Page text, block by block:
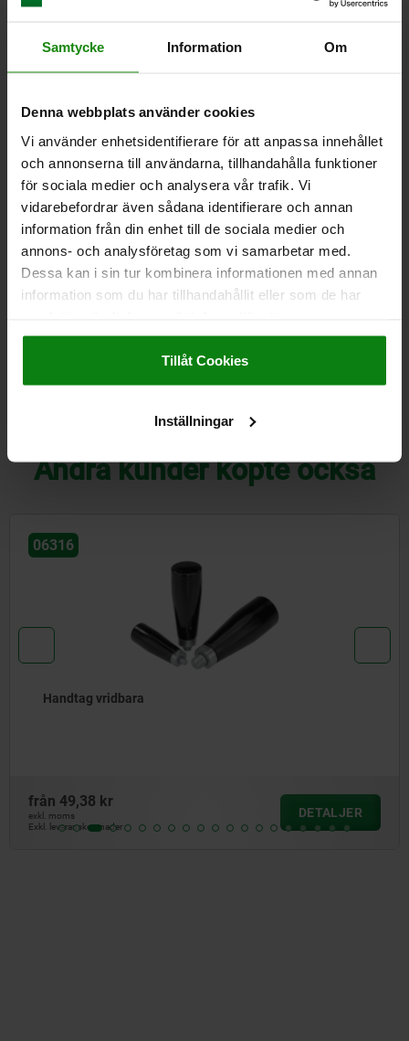
Samtycke Information Om
Denna webbplats använder cookies
Vi använder enhetsidentifierare för att anpassa innehållet
och annonserna till användarna, tillhandahålla funktioner
för sociala medier och analysera vår trafik. Vi
vidarebefordrar även sådana identifierare och annan
information från din enhet till de sociala medier och
annons- och analysföretag som vi samarbetar med.
Dessa kan i sin tur kombinera informationen med annan
information som du har tillhandahållit eller som de har
Impressum|Dataskydd|AGB
Tillåt Cookies
Inställningar
HANDTAG SVÄNGBAR LIKNANDE DIN98, FORM:E
D=M10X16, D1=24, L1=86, ROSTFRITT STÅL 1.4404
YTTERDIAMETER=24
D4=16 GÄNGLÄNGD=16 L3=15 NYCKELVIDD=11
Beställningsnummer:06309-01-11025080
315,47 kr
exkl. moms
DETALJER
Andra kunder köpte också
06316
Handtag vridbara
från 49,38 kr
exkl. moms
Exkl. leveranskostnader
DETALJER